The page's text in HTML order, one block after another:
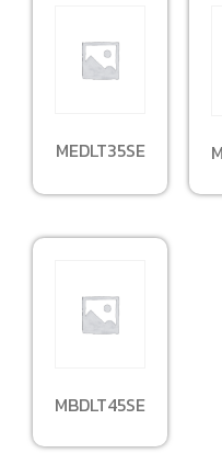
MEDLT35SE
MBDLT45SE